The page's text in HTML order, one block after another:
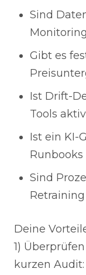
Sind
Gibt es
Ist Drift-
Tools
Ist ein KI-
Sind
Deine
1)
kurzen